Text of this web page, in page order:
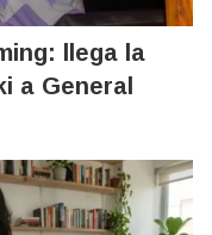
llega la
a General